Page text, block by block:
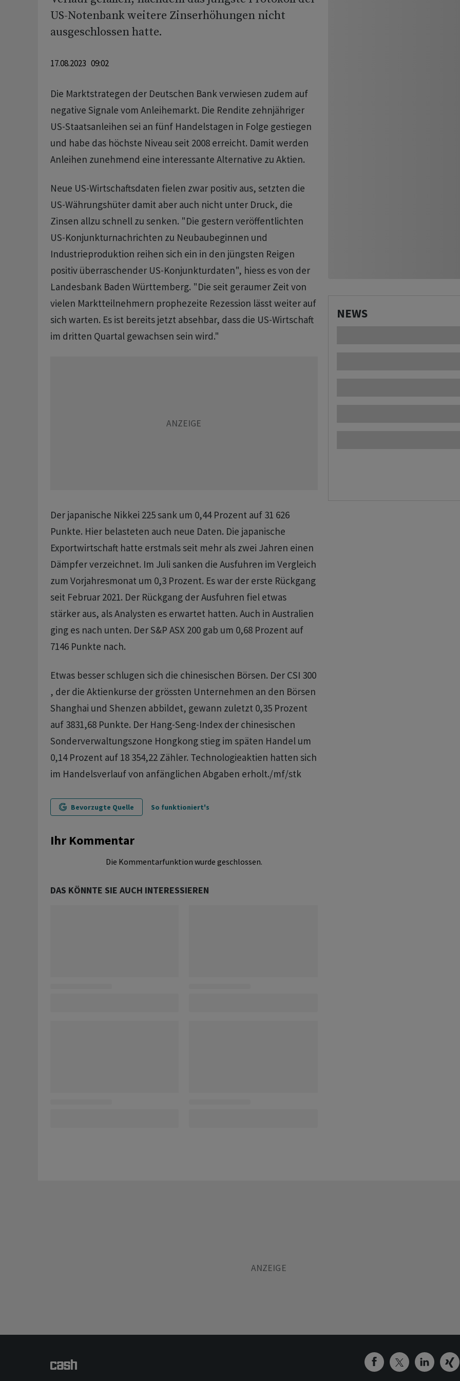
US-Notenbank weitere Zinserhöhungen nicht
ausgeschlossen hatte.
17.08.2023 09:02
Die Marktstrategen der Deutschen Bank verwiesen zudem auf
negative Signale vom Anleihemarkt. Die Rendite zehnjähriger
US-Staatsanleihen sei an fünf Handelstagen in Folge gestiegen
und habe das höchste Niveau seit 2008 erreicht. Damit werden
Anleihen zunehmend eine interessante Alternative zu Aktien.
Neue US-Wirtschaftsdaten fielen zwar positiv aus, setzten die
US-Währungshüter damit aber auch nicht unter Druck, die
Zinsen allzu schnell zu senken. "Die gestern veröffentlichten
US-Konjunkturnachrichten zu Neubaubeginnen und
Industrieproduktion reihen sich ein in den jüngsten Reigen
positiv überraschender US-Konjunkturdaten", hiess es von der
Landesbank Baden Württemberg. "Die seit geraumer Zeit von
vielen Marktteilnehmern prophezeite Rezession lässt weiter auf
sich warten. Es ist bereits jetzt absehbar, dass die US-Wirtschaft
im dritten Quartal gewachsen sein wird."
Der japanische Nikkei 225 sank um 0,44 Prozent auf 31 626
Punkte. Hier belasteten auch neue Daten. Die japanische
Exportwirtschaft hatte erstmals seit mehr als zwei Jahren einen
Dämpfer verzeichnet. Im Juli sanken die Ausfuhren im Vergleich
zum Vorjahresmonat um 0,3 Prozent. Es war der erste Rückgang
seit Februar 2021. Der Rückgang der Ausfuhren fiel etwas
stärker aus, als Analysten es erwartet hatten. Auch in Australien
ging es nach unten. Der S&P ASX 200 gab um 0,68 Prozent auf
7146 Punkte nach.
Etwas besser schlugen sich die chinesischen Börsen. Der CSI 300
, der die Aktienkurse der grössten Unternehmen an den Börsen
Shanghai und Shenzen abbildet, gewann zuletzt 0,35 Prozent
auf 3831,68 Punkte. Der Hang-Seng-Index der chinesischen
Sonderverwaltungszone Hongkong stieg im späten Handel um
0,14 Prozent auf 18 354,22 Zähler. Technologieaktien hatten sich
im Handelsverlauf von anfänglichen Abgaben erholt./mf/stk
Bevorzugte Quelle So funktioniert's
Ihr Kommentar
Die Kommentarfunktion wurde geschlossen.
DAS KÖNNTE SIE AUCH INTERESSIEREN
NEWS